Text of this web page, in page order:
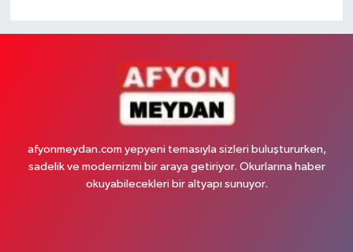
afyonmeydan.com yepyeni temasıyla sizleri buluştururken,
sadelik ve modernizmi bir araya getiriyor. Okurlarına haber
okuyabilecekleri bir altyapı sunuyor.